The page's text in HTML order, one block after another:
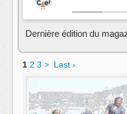
Dernière édition du
1 2 3 > Last ›